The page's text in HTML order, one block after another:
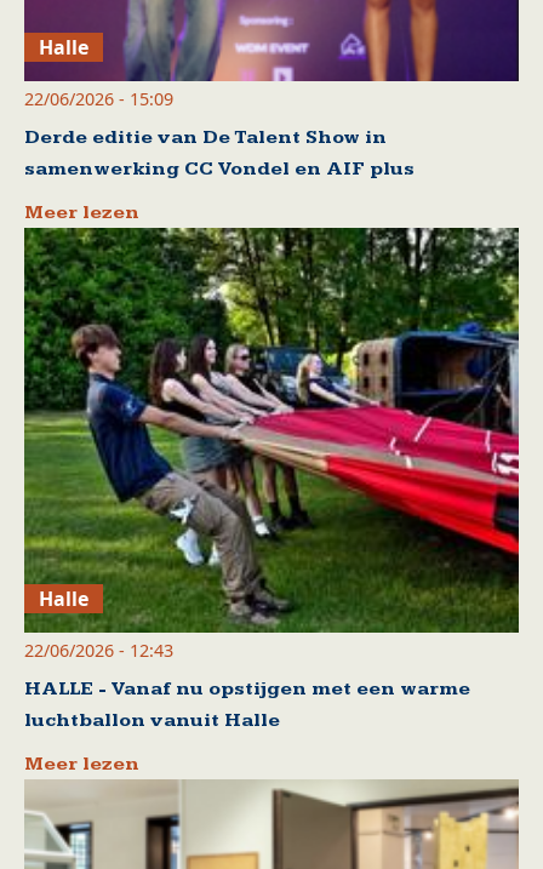
Halle
22/06/2026 - 15:09
Derde editie van De Talent Show in
samenwerking CC Vondel en AIF plus
Meer lezen
Halle
22/06/2026 - 12:43
HALLE - Vanaf nu opstijgen met een warme
luchtballon vanuit Halle
Meer lezen